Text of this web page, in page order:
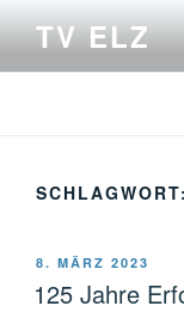
springen
TV ELZ
SCHLAGWORT:
VERÖFFENTLICHT
AM
8. MÄRZ 2023
125 Jahre